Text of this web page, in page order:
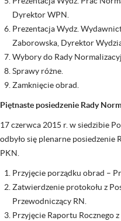
Dyrektor WPN.
Prezentacja Wydz.
Zaborowska, Dyrektor
Wybory do Rady
Sprawy różne.
Zamknięcie obrad.
Piętnaste posiedzenie Rady
17 czerwca 2015 r. w siedzibie
odbyło się plenarne
PKN.
Przyjęcie porządku obrad –
Zatwierdzenie protokołu z
Przewodniczący RN.
Przyjęcie Raportu Rocznego